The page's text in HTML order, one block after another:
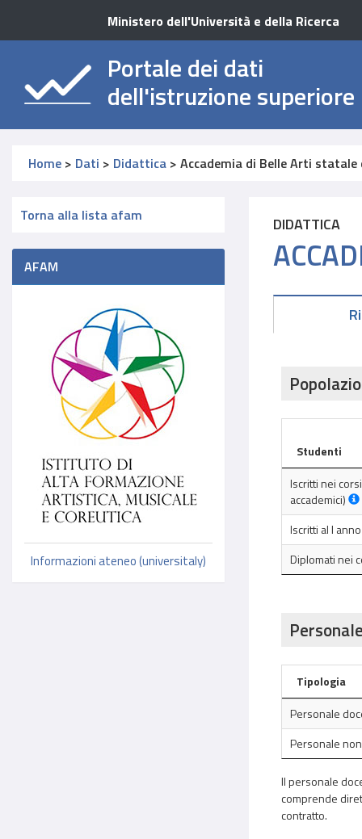
Ministero dell'Università e della Ricerca
Portale dei dati
dell'istruzione superiore
Home > Dati > Didattica > Accademia di Belle Arti statale
Torna alla lista afam
AFAM
Informazioni ateneo (universitaly)
DIDATTICA
Studenti
Iscritti nei
accademici)
Iscritti al I
Diplomati nei
Tipologia
Personale
Personale
Il personale
comprende
contratto.